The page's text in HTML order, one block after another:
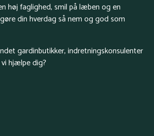
høj faglighed, smil på læben og en
din hverdag så nem og god som
gardinbutikker, indretningskonsulenter
hjælpe dig?